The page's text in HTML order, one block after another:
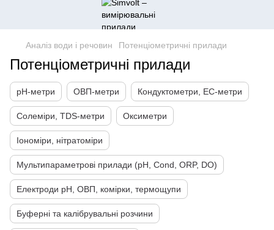
Аналіз води і речовин Потенціометричні прилади
Потенціометричні прилади
pH-метри ОВП-метри Кондуктометри, EC-метри
Солеміри, TDS-метри Оксиметри
Іономіри, нітратоміри
Мультипараметрові прилади (pH, Cond, ORP, DO)
Електроди pH, ОВП, комірки, термощупи
Буферні та калібрувальні розчини